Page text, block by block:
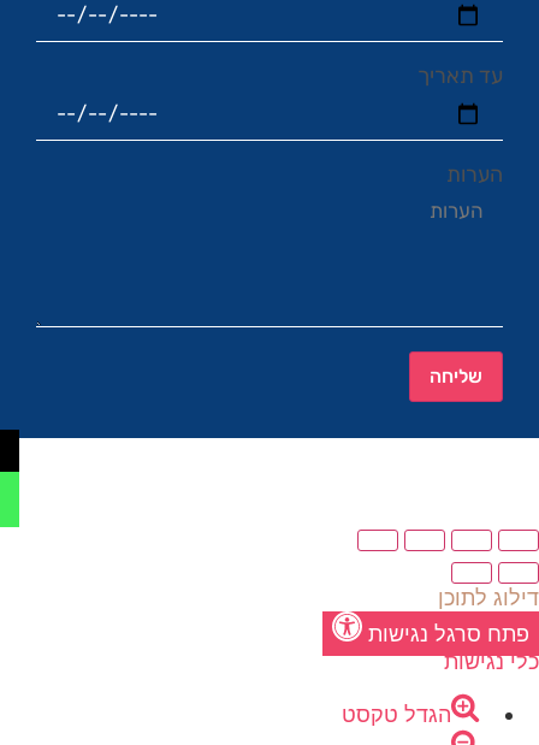
עד תאריך
הערות
שליחה
דילוג לתוכן
פתח סרגל נגישות
כלי נגישות
הגדל טקסט